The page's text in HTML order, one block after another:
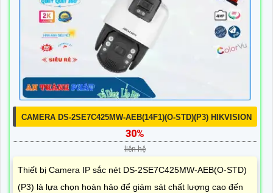
CAMERA DS-2SE7C425MW-AEB(14F1)(O-STD)(P3) HIKVISION
30%
liên hệ
Thiết bị Camera IP sắc nét DS-2SE7C425MW-AEB(O-STD)
(P3) là lựa chọn hoàn hảo để giám sát chất lượng cao đến